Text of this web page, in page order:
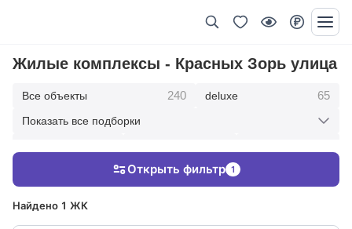
Жилые комплексы - Красных Зорь улица
Все объекты 240 deluxe 65
123 клубные дома
Показать все подборки
Найдено 1 ЖК
Открыть фильтр 1